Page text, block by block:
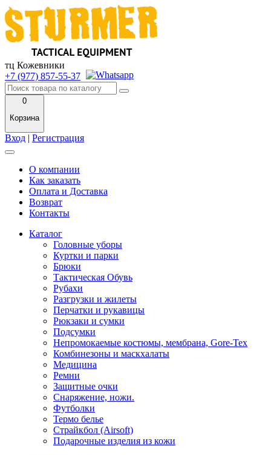
тц Кожевники
+7 (977) 857-55-37
0
Корзина
Вход | Регистрация
О компании
Как заказать
Оплата и Доставка
Возврат
Контакты
Каталог
Головные уборы
Куртки и парки
Брюки
Тактическая Обувь
Рубахи
Разгрузки и жилеты
Перчатки и рукавицы
Рюкзаки и сумки
Подсумки
Непромокаемые костюмы, мембрана, Gore-Tex
Комбинезоны и маскхалаты
Медицина
Ремни
Защитные очки
Снаряжение, ножи.
Футболки
Термо белье
Страйкбол (Airsoft)
Подарочные изделия из кожи